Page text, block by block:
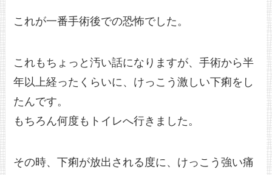
これが一番手術後での恐怖でした。
これもちょっと汚い話になりますが、手術から半
年以上経ったくらいに、けっこう激しい下痢をし
たんです。
もちろん何度もトイレへ行きました。
その時、下痢が放出される度に、けっこう強い痛